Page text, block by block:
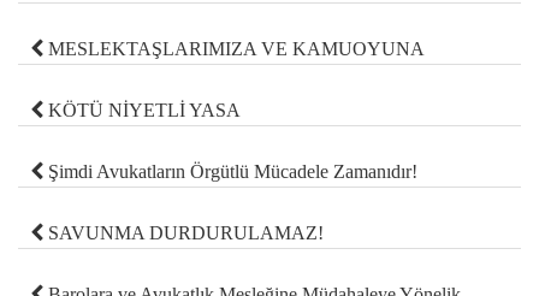
MESLEKTAŞLARIMIZA VE KAMUOYUNA
KÖTÜ NİYETLİ YASA
Şimdi Avukatların Örgütlü Mücadele Zamanıdır!
SAVUNMA DURDURULAMAZ!